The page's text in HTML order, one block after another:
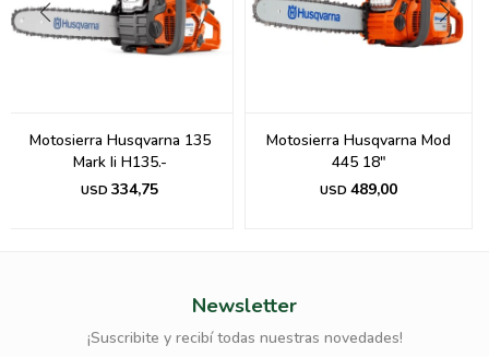
Motosierra Husqvarna 135
Mark Ii H135.-
USD 334,75
Motosierra Husqvarna Mod
445 18"
USD 489,00
Newsletter
¡Suscribite y recibí todas nuestras novedades!